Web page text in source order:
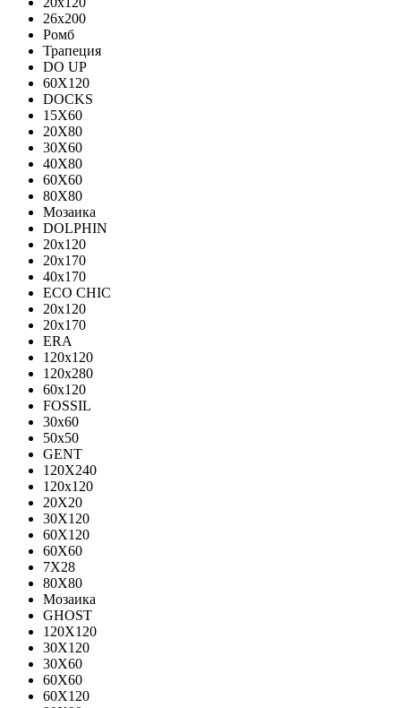
26х200
Ромб
Трапеция
DO UP
60X120
DOCKS
15X60
20X80
30X60
40X80
60X60
80X80
Мозаика
DOLPHIN
20x120
20x170
40x170
ECO CHIC
20х120
20х170
ERA
120x120
120x280
60x120
FOSSIL
30x60
50x50
GENT
120X240
120х120
20X20
30X120
60X120
60X60
7X28
80X80
Мозаика
GHOST
120X120
30X120
30X60
60X60
60Х120